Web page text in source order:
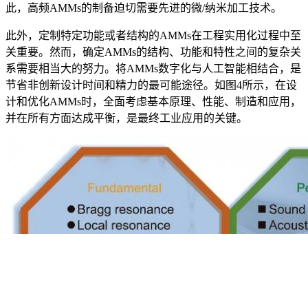
此，高频AMMs的制备迫切需要先进的微/纳米加工技术。
此外，定制特定功能或者结构的AMMs在工程实用化过程中至
关重要。然而，确定AMMs的结构、功能和特性之间的复杂关
系需要相当大的努力。将AMMs数字化与人工智能相结合，是
节省非创新设计时间和精力的最可能途径。如图4所示，在设
计和优化AMMs时，全面考虑基本原理、性能、制造和应用，
并在所有方面达成平衡，是最终工业应用的关键。